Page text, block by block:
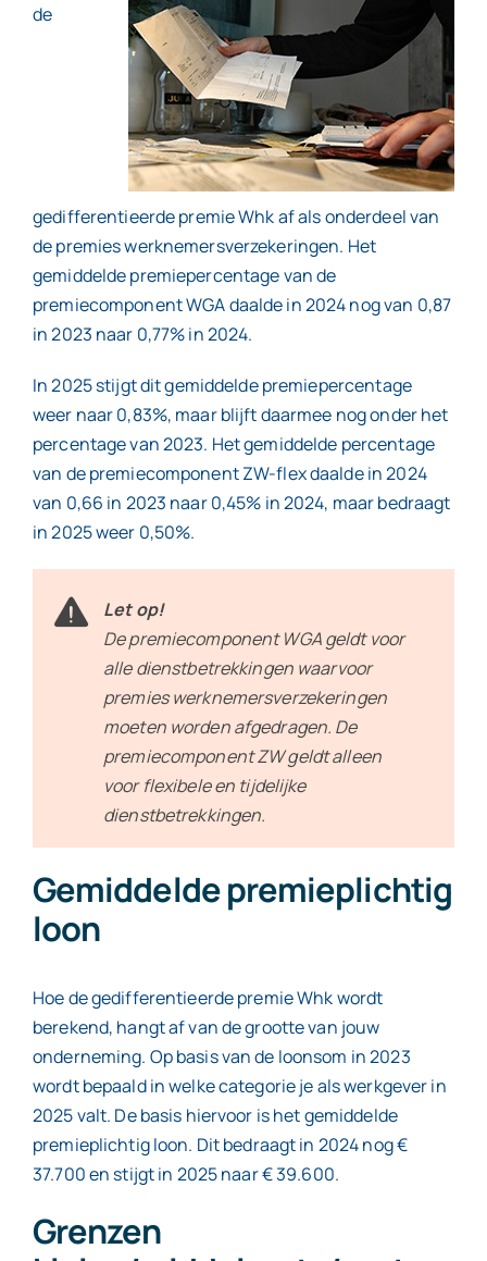
de
gedifferentieerde premie Whk af als onderdeel van
de premies werknemersverzekeringen. Het
gemiddelde premiepercentage van de
premiecomponent WGA daalde in 2024 nog van 0,87
in 2023 naar 0,77% in 2024.
In 2025 stijgt dit gemiddelde premiepercentage
weer naar 0,83%, maar blijft daarmee nog onder het
percentage van 2023. Het gemiddelde percentage
van de premiecomponent ZW-flex daalde in 2024
van 0,66 in 2023 naar 0,45% in 2024, maar bedraagt
in 2025 weer 0,50%.
Let op!
De premiecomponent WGA geldt voor
alle dienstbetrekkingen waarvoor
premies werknemersverzekeringen
moeten worden afgedragen. De
premiecomponent ZW geldt alleen
voor flexibele en tijdelijke
dienstbetrekkingen.
Gemiddelde premieplichtig
loon
Hoe de gedifferentieerde premie Whk wordt
berekend, hangt af van de grootte van jouw
onderneming. Op basis van de loonsom in 2023
wordt bepaald in welke categorie je als werkgever in
2025 valt. De basis hiervoor is het gemiddelde
premieplichtig loon. Dit bedraagt in 2024 nog €
37.700 en stijgt in 2025 naar € 39.600.
Grenzen